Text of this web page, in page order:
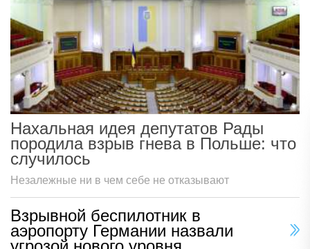
Нахальная идея депутатов Рады
породила взрыв гнева в Польше: что
случилось
Незалежные ни в чем себе не отказывают
Взрывной беспилотник в
аэропорту Германии назвали